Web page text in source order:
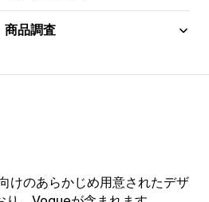
商品調査
けのあらかじめ用意されたデザ